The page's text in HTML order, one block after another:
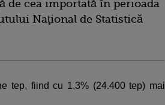
de cea importată în perioada
Naţional de Statistică
tep, fiind cu 1,3% (24.400 tep) mai